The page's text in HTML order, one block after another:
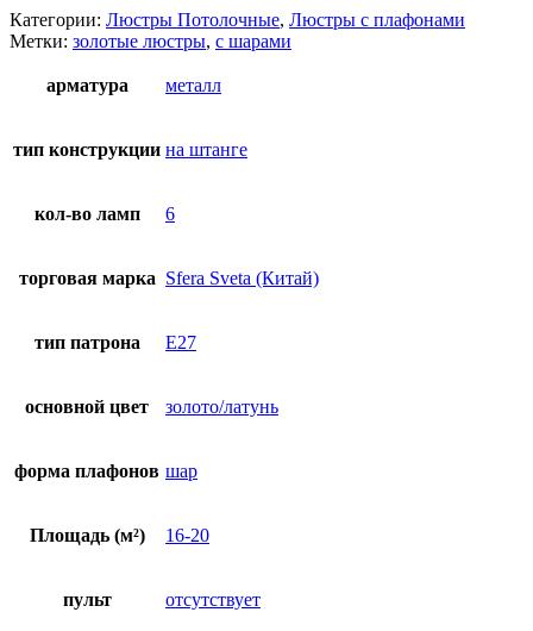
Категории: Люстры Потолочные, Люстры с плафонами
Метки: золотые люстры, с шарами
арматура металл
тип конструкции на штанге
кол-во ламп 6
торговая марка Sfera Sveta (Китай)
тип патрона E27
основной цвет золото/латунь
форма плафонов шар
Площадь (м²) 16-20
пульт отсутствует